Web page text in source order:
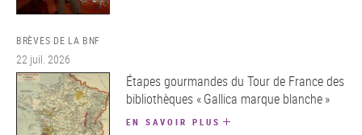
BRÈVES DE LA BNF
22 juil. 2026
Étapes gourmandes du Tour de France des
bibliothèques « Gallica marque blanche »
EN SAVOIR PLUS